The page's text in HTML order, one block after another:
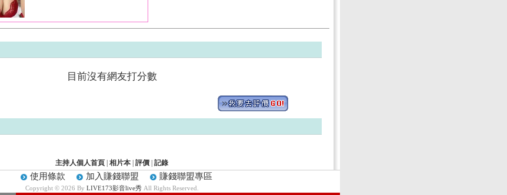
目前沒有網友打分數
主持人個人首頁 相片本 評價 記錄
使用條款 加入賺錢聯盟 賺錢聯盟專區
Copyright © 2026 By LIVE173影音live秀All Rights Reserved.